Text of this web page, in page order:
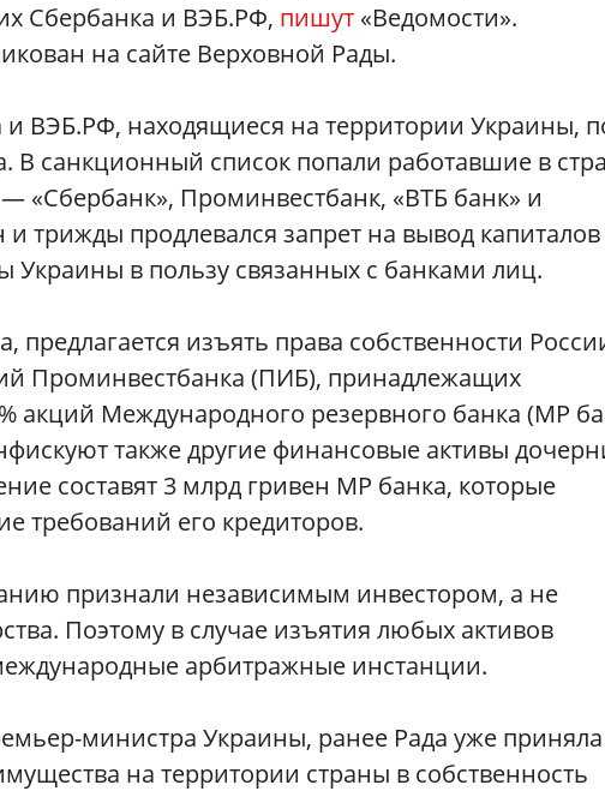
Сбербанка и ВЭБ.РФ, пишут «Ведомости».
на сайте Верховной Рады.
ВЭБ.РФ, находящиеся на территории Украины,
В санкционный список попали работавшие в
«Сбербанк», Проминвестбанк, «ВТБ банк» и
трижды продлевался запрет на вывод
Украины в пользу связанных с банками лиц.
предлагается изъять права собственности
Проминвестбанка (ПИБ), принадлежащих
акций Международного резервного банка (МР
также другие финансовые активы
составят 3 млрд гривен МР банка, которые
требований его кредиторов.
признали независимым инвестором, а не
Поэтому в случае изъятия любых активов
арбитражные инстанции.
министра Украины, ранее Рада уже приняла
на территории страны в собственность